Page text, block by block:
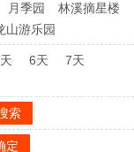
月季园
林溪摘星楼
山游乐园
6天
7天